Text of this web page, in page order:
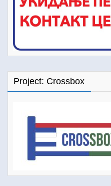
Project: Crossbox